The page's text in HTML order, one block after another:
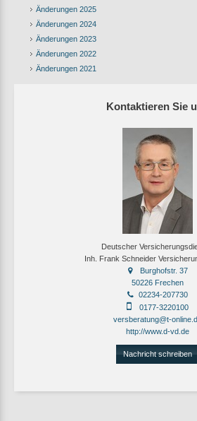
Änderungen 2025
Änderungen 2024
Änderungen 2023
Änderungen 2022
Änderungen 2021
Kontaktieren Sie
Deutscher
Inh. Frank Schneider
Burghofstr. 37
50226 Frechen
02234-207730
0177-3220100
versberatung@t-
http://www.d-vd.de
Nachricht schreiben